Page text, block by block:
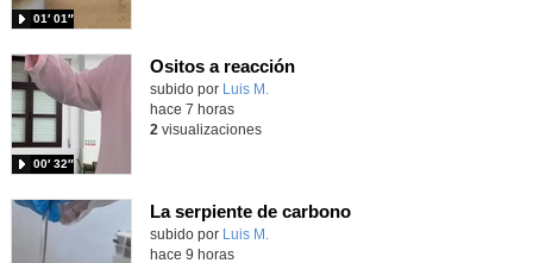
01′ 01″
Ositos a reacción
Contenido educativo.
subido por Luis M.
00′ 32″
hace 7 horas
2 visualizaciones
La serpiente de carbono
Contenido educativo.
subido por Luis M.
hace 9 horas